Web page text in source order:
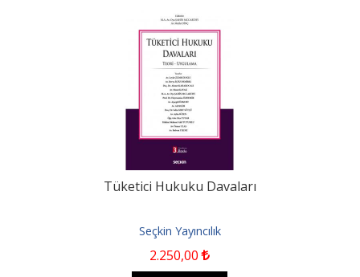
Tüketici Hukuku Davaları
Seçkin Yayıncılık
2.250,00